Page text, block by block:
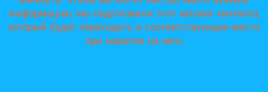
информацию, мы подготовили этот каталог контента,
который будет переходить в соответствующее место
при нажатии на него.